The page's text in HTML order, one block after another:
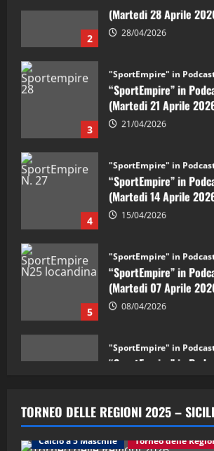
3
"SportEmpire" in
“SportEmpire” in
21/04/2026
4
"SportEmpire" in
“SportEmpire” in
15/04/2026
5
"SportEmpire" in Podcast
“SportEmpire” in
08/04/2026
"SportEmpire" in
“SportEmpire” in
08/05/2026
2
“SportEmpire” in
(Martedi 28 Aprile
28/04/2026
TORNEO DELLE REGIONI 2025 –
Calcio a 5 Maschile Torneo delle